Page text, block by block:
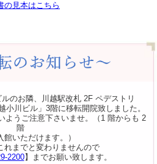
の見本はこちら
のお隣、川越駅改札 2F ペデストリ
小川ビル」3階に移転開院致しました。
ようご注意下さいませ。（1 階からも 2
階
館いただけます。）
れまでと変わりませんので
2200】までお願い致します。